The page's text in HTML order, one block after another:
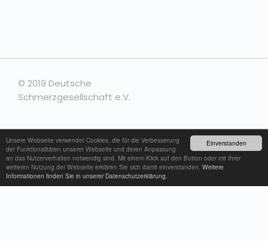
Einverstanden
Unsere Webseite verwendet Cookies, die für die Verbesserung
der Funktionalitäten unserer Webseite und deren Anpassung
an das Nutzerverhalten notwendig sind. Mit einem Klick auf den Button oder mit Ihrer
weiteren Nutzung der Webseite erklären Sie sich damit einverstanden. Weitere
Informationen finden Sie in unserer Datenschutzerklärung.
© 2019 Deutsche
Schmerzgesellschaft e.V.
Kontakt
Impressum